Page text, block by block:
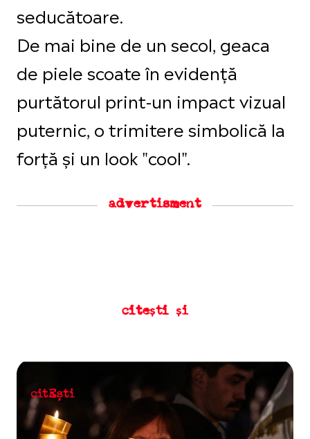
seducătoare.
De mai bine de un secol, geaca
de piele scoate în evidență
purtătorul print-un impact vizual
puternic, o trimitere simbolică la
forță și un look "cool".
advertisment
citești și